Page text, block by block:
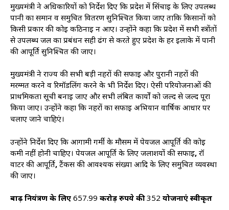
मुख्यमंत्री ने अधिकारियों को निर्देश दिए कि प्रदेश में सिंचाई के लिए उपलब्ध
पानी का समान व समुचित वितरण सुनिश्चित किया जाए ताकि किसानों को
किसी प्रकार की कोई कठिनाई न आए। उन्होंने कहा कि प्रदेश में सभी स्त्रोंतों
से उपलब्ध जल का प्रबंधन सही ढंग से करते हुए प्रदेश के हर इलाके में पानी
की आपूर्ति सुनिश्चित की जाए।
मुख्यमंत्री ने राज्य की सभी बड़ी नहरों की सफाई और पुरानी नहरों की
मरम्मत करने व रिमॉडलिंग करने के भी निर्देश दिए। ऐसी परियोजनाओं की
प्राथमिकता सूची बनाई जाए और सभी लंबित कार्यों को जल्द से जल्द पूरा
किया जाए। उन्होंने कहा कि नहरों का सफाई अभियान वार्षिक आधार पर
चलाए जाने चाहिएं।
उन्होंने निर्देश दिए कि आगामी गर्मी के मौसम में पेयजल आपूर्ति की कोई
कमी नहीं होनी चाहिए। पेयजल आपूर्ति के लिए जलाशयों की सफाई, रॉ
वाटर की आपूर्ति, टैंकर्स की आवश्यक संख्या आदि के लिए समुचित व्यवस्था
की जाए।
बाढ़ नियंत्रण के लिए 657.99 करोड़ रुपये की352 योजनाएं स्वीकृत